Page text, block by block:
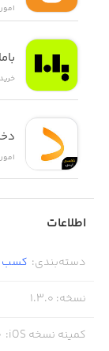
خرید
اطلاعات
دسته‌بندی: کسب‌
نسخه:
1.3.0
کمینه نسخه iOS :